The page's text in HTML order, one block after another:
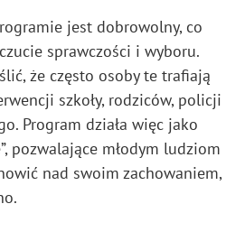
jest dobrowolny, co
sprawczości i wyboru.
że często osoby te trafiają
szkoły, rodziców, policji
Program działa więc jako
pozwalające młodym ludziom
nad swoim zachowaniem,